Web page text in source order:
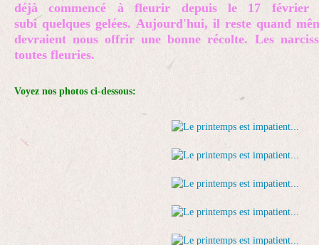
déjà commencé à fleurir depuis le 17 février
subi quelques gelées. Aujourd'hui, il reste quand
devraient nous offrir une bonne récolte. Les
toutes fleuries.
Voyez nos photos ci-dessous: